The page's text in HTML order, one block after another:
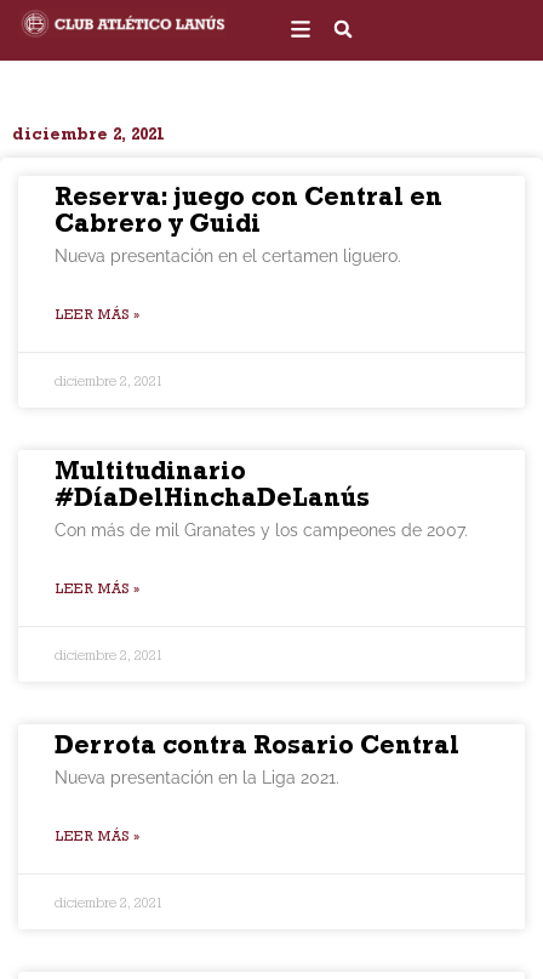
contenido
diciembre 2, 2021
Reserva: juego con Central en
Cabrero y Guidi
Nueva presentación en el certamen liguero.
LEER MÁS »
diciembre 2, 2021
Multitudinario
#DíaDelHinchaDeLanús
Con más de mil Granates y los campeones de 2007.
LEER MÁS »
diciembre 2, 2021
Derrota contra Rosario Central
Nueva presentación en la Liga 2021.
LEER MÁS »
diciembre 2, 2021